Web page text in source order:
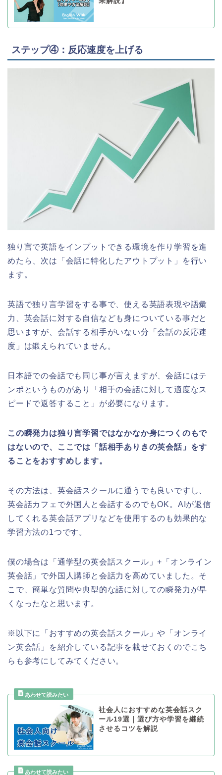
ステップ④：反応速度を上げる
独り言で英語をインプットできる環境を作り学習を進
めたら、次は「会話に特化したアウトプット」を行い
ます。
英語で独り言学習をする事で、使える英語表現や語彙
力、英会話に対する自信なども身についている事だと
思いますが、会話する相手がいない分「会話の反応速
度」は鍛えられていません。
日本語での会話でも同じ事が言えますが、会話にはテ
ンポというものがあり「相手の会話に対して適度なス
ピードで返答すること」が必要になります。
この瞬発力は独り言学習ではなかなか身につくのもで
はないので、ここでは「話相手ありきの英会話」をす
ることをおすすめします。
その方法は、英会話スクールに通うでも良いですし、
英会話カフェで外国人と会話するのでもOK。AIが返信
してくれる英会話アプリなどを使用するのも効果的な
学習方法の1つです。
僕の場合は「通学型の英会話スクール」+「オンライン
英会話」で外国人講師と会話力を高めていました。そ
こで、簡単な質問や典型的な話に対しての瞬発力が早
くなったなと思います。
※以下に「おすすめの英会話スクール」や「オンライ
ン英会話」を紹介している記事を載せておくのでこち
らも参考にしてみてください。
社会人におすすめな英会話スク
ール19選｜選び方や学習を継続
させるコツを解説